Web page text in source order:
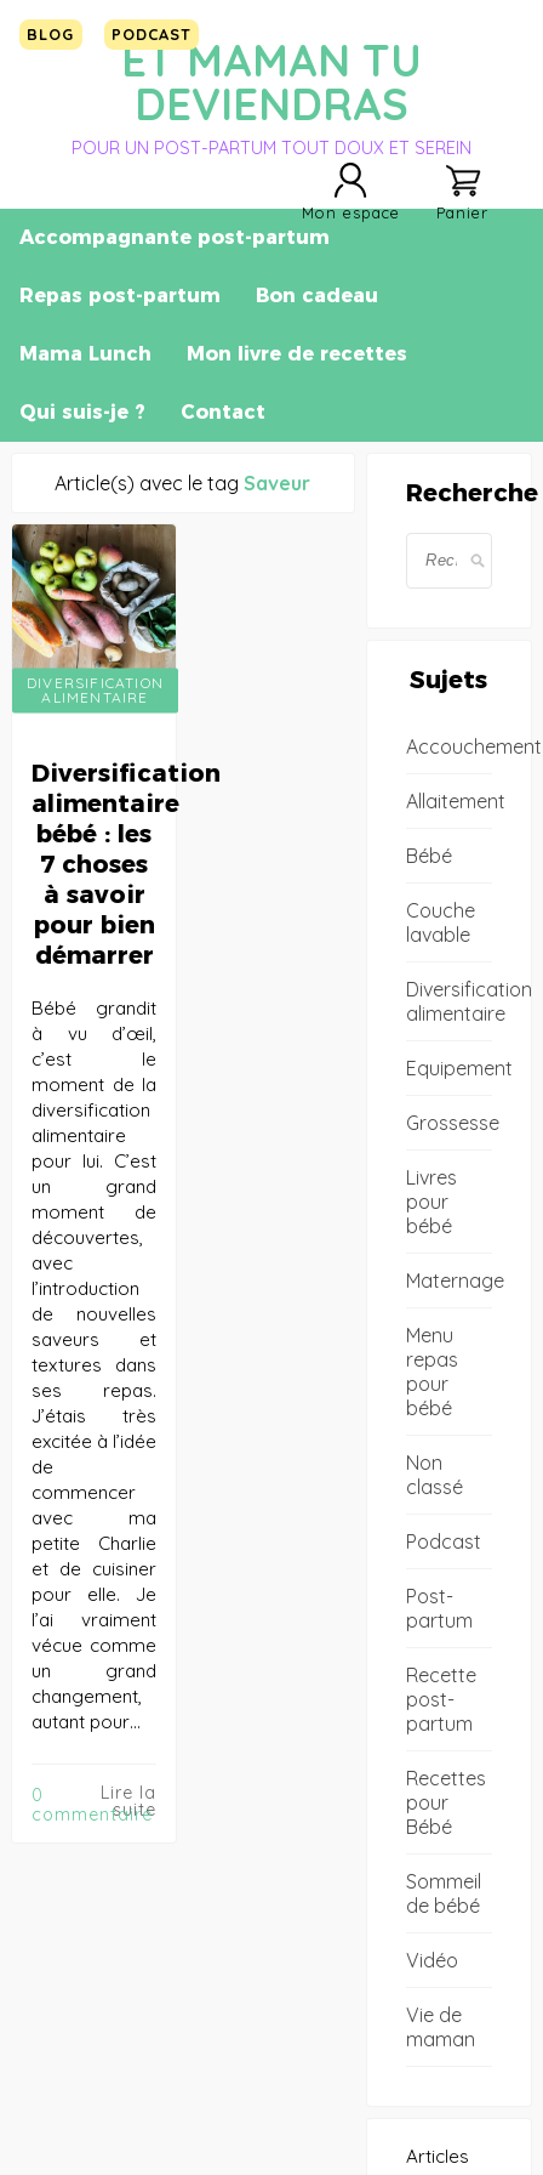
ET MAMAN TU
DEVIENDRAS
POUR UN POST-PARTUM TOUT DOUX ET SEREIN
Accompagnante post-partum
Repas post-partum Bon cadeau
Mama Lunch Mon livre de recettes
Qui suis-je ? Contact
BLOG PODCAST
Mon espace Panier
Article(s) avec le tag Saveur
DIVERSIFICATION
ALIMENTAIRE
Diversification
alimentaire
bébé : les
7 choses
à savoir
pour bien
démarrer
Bébé grandit
à vu d’œil,
c’est le
moment de la
diversification
alimentaire
pour lui. C’est
un grand
moment de
découvertes,
avec
l’introduction
de nouvelles
saveurs et
textures dans
ses repas.
J’étais très
excitée à l’idée
de
commencer
avec ma
petite Charlie
et de cuisiner
pour elle. Je
l’ai vraiment
vécue comme
un grand
changement,
autant pour…
0
commentaire
Lire la
suite
Recherche
Sujets
Accouchement
Allaitement
Bébé
Couche
lavable
Diversification
alimentaire
Equipement
Grossesse
Livres
pour
bébé
Maternage
Menu
repas
pour
bébé
Non
classé
Podcast
Post-
partum
Recette
post-
partum
Recettes
pour
Bébé
Sommeil
de bébé
Vidéo
Vie de
maman
Articles